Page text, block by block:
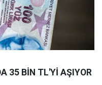
35 BİN TL'Yİ AŞIYOR